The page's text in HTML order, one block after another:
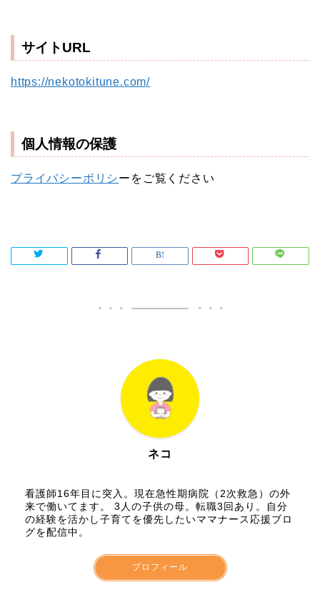
サイトURL
https://nekotokitune.com/
個人情報の保護
プライバシーポリシーをご覧ください
ネコ
看護師16年目に突入。現在急性期病院（2次救急）の外
来で働いてます。 3人の子供の母。転職3回あり。自分
の経験を活かし子育てを優先したいママナース応援ブロ
グを配信中。
プロフィール